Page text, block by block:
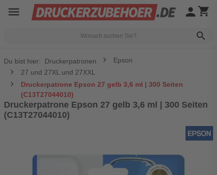
menu
search
person shopping_cart
Du bist hier: Druckerpatronen
Epson
27 und 27XL und 27XXL
Druckerpatrone Epson 27 gelb 3,6 ml | 300 Seiten
(C13T27044010)
Druckerpatrone Epson 27 gelb 3,6 ml | 300 Seiten
(C13T27044010)